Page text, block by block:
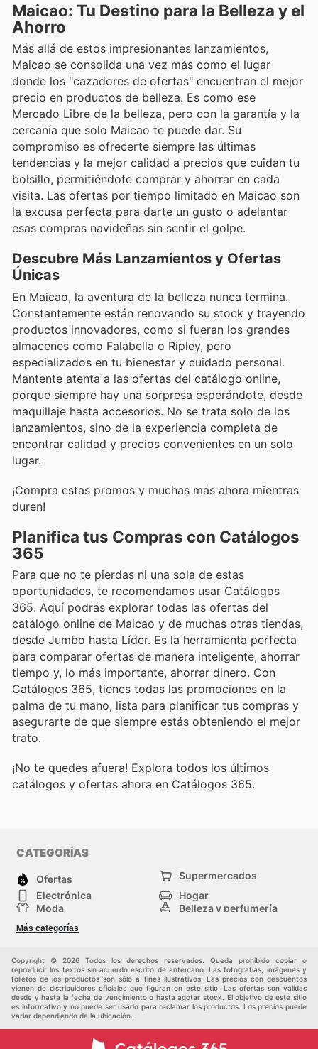
Maicao: Tu Destino para la Belleza y el
Ahorro
Más allá de estos impresionantes lanzamientos,
Maicao se consolida una vez más como el lugar
donde los "cazadores de ofertas" encuentran el mejor
precio en productos de belleza. Es como ese
Mercado Libre de la belleza, pero con la garantía y la
cercanía que solo Maicao te puede dar. Su
compromiso es ofrecerte siempre las últimas
tendencias y la mejor calidad a precios que cuidan tu
bolsillo, permitiéndote comprar y ahorrar en cada
visita. Las ofertas por tiempo limitado en Maicao son
la excusa perfecta para darte un gusto o adelantar
esas compras navideñas sin sentir el golpe.
Descubre Más Lanzamientos y Ofertas
Únicas
En Maicao, la aventura de la belleza nunca termina.
Constantemente están renovando su stock y trayendo
productos innovadores, como si fueran los grandes
almacenes como Falabella o Ripley, pero
especializados en tu bienestar y cuidado personal.
Mantente atenta a las ofertas del catálogo online,
porque siempre hay una sorpresa esperándote, desde
maquillaje hasta accesorios. No se trata solo de los
lanzamientos, sino de la experiencia completa de
encontrar calidad y precios convenientes en un solo
lugar.
¡Compra estas promos y muchas más ahora mientras
duren!
Planifica tus Compras con Catálogos
365
Para que no te pierdas ni una sola de estas
oportunidades, te recomendamos usar Catálogos
365. Aquí podrás explorar todas las ofertas del
catálogo online de Maicao y de muchas otras tiendas,
desde Jumbo hasta Líder. Es la herramienta perfecta
para comparar ofertas de manera inteligente, ahorrar
tiempo y, lo más importante, ahorrar dinero. Con
Catálogos 365, tienes todas las promociones en la
palma de tu mano, lista para planificar tus compras y
asegurarte de que siempre estás obteniendo el mejor
trato.
¡No te quedes afuera! Explora todos los últimos
catálogos y ofertas ahora en Catálogos 365.
CATEGORÍAS
Ofertas
Supermercados
Electrónica
Hogar
Moda
Belleza y perfumería
Deporte
Más categorías
Copyright © 2026 Todos los derechos reservados. Queda prohibido copiar o
reproducir los textos sin acuerdo escrito de antemano. Las fotografías, imágenes y
folletos de los productos son sólo a fines ilustrativos. Las precios con descuentos
vienen de distribuidores oficiales que figuran en este sitio. Las ofertas son válidas
desde y hasta la fecha de vencimiento o hasta agotar stock. El objetivo de este sitio
es informativo y no puede ser usado para reclamar los productos. Los precios puede
variar dependiendo de la ubicación.